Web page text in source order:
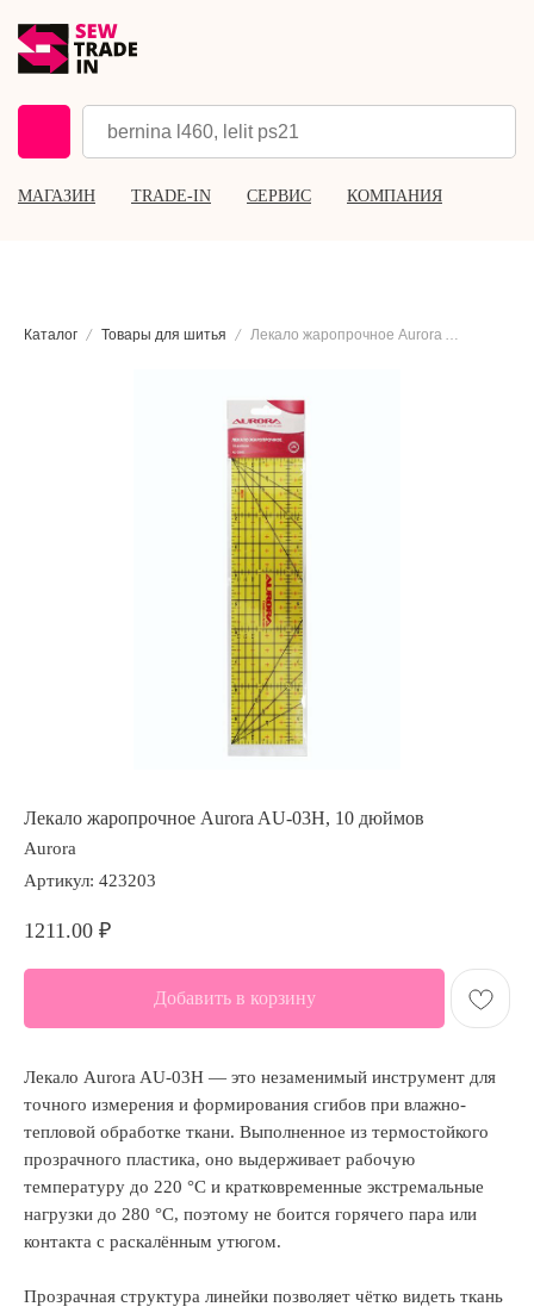
МАГАЗИН TRADE-IN СЕРВИС КОМПАНИЯ
Каталог Товары для шитья Лекало жаропрочное Aurora AU-03H, 10 дюймов
Лекало жаропрочное Aurora AU-03H, 10 дюймов
Aurora
Артикул: 423203
1211.00 ₽
Добавить в корзину
Лекало Aurora AU-03H — это незаменимый инструмент для
точного измерения и формирования сгибов при влажно-
тепловой обработке ткани. Выполненное из термостойкого
прозрачного пластика, оно выдерживает рабочую
температуру до 220 °C и кратковременные экстремальные
нагрузки до 280 °C, поэтому не боится горячего пара или
контакта с раскалённым утюгом.
Прозрачная структура линейки позволяет чётко видеть ткань